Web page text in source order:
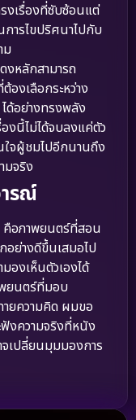
รงเรื่องที่ซับซ้อนแต่
การไขปริศนาไปกับ
ม
งหลักสามารถ
งเลือกระหว่าง
ด้อย่างทรงพลัง
งนี้ไม่ได้จบลงแค่ตัว
จผู้ชมไปอีกนานถึง
มจริง
รณ์
คือภาพยนตร์ที่สอน
กอย่างดีขึ้นเสมอไป
องเห็นตัวเองได้
ยนตร์ที่มอบ
ยความคิด ผมขอ
งความจริงที่หนัง
เปลี่ยนมุมมองการ